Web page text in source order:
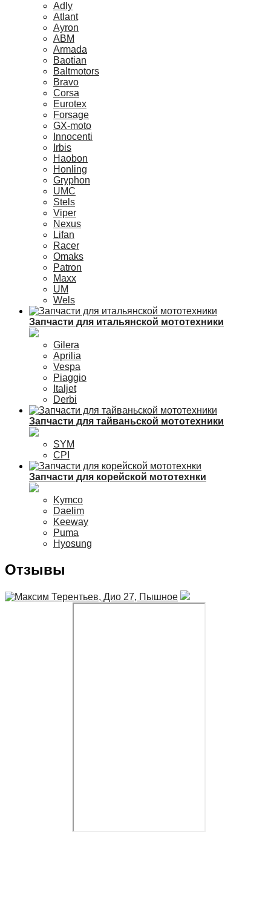
Adly
Atlant
Ayron
ABM
Armada
Baotian
Baltmotors
Bravo
Corsa
Eurotex
Forsage
GX-moto
Innocenti
Irbis
Haobon
Honling
Gryphon
UMC
Stels
Viper
Nexus
Lifan
Racer
Omaks
Patron
Maxx
UM
Wels
Запчасти для итальянской мототехники
Gilera
Aprilia
Vespa
Piaggio
Italjet
Derbi
Запчасти для тайваньской мототехники
SYM
CPI
Запчасти для корейской мототехнки
Kymco
Daelim
Keeway
Puma
Hyosung
Отзывы